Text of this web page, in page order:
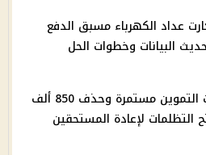
عداد الكهرباء مسبق الدفع
البيانات وخطوات الحل
تنقية بطاقات التموين مستمرة وحذف 850 ألف
التظلمات لإعادة المستحقين